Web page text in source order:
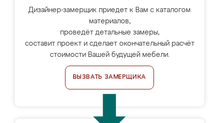
Дизайнер-замерщик приедет к Вам с каталогом
материалов,
проведёт детальные замеры,
составит проект и сделает окончательный расчёт
стоимости Вашей будущей мебели.
ВЫЗВАТЬ ЗАМЕРЩИКА